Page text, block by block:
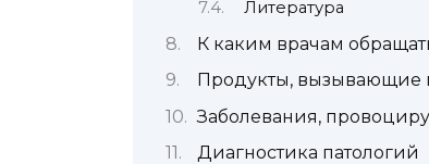
Литература
К каким врачам
Продукты, вызывающие
Заболевания,
Диагностика патологий